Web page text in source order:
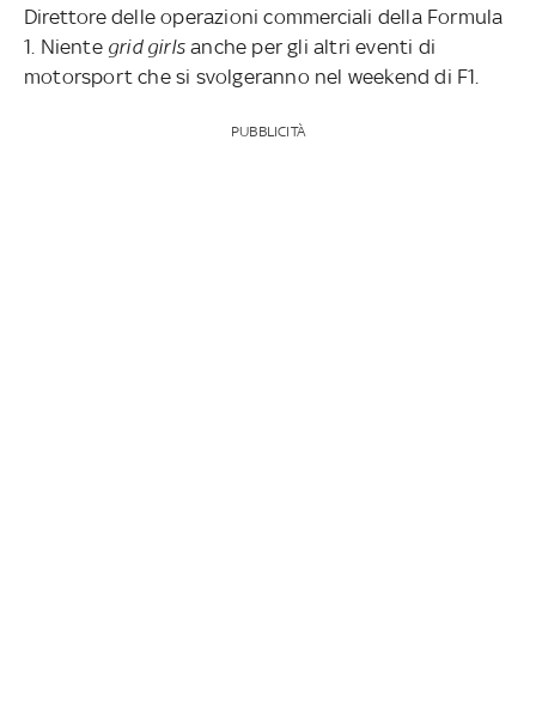
Direttore delle operazioni commerciali della Formula
1. Niente grid girlsanche per gli altri eventi di
motorsport che si svolgeranno nel weekend di F1.
PUBBLICITÀ